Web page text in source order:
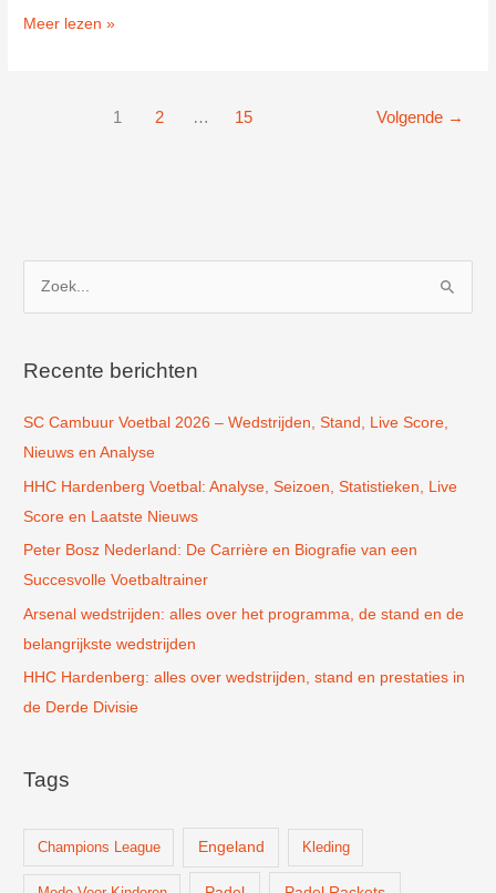
Restaurant
Meer lezen »
1 2 … 15 Volgende →
k
a
a
r
:
Recente berichten
SC Cambuur Voetbal 2026 – Wedstrijden, Stand, Live Score,
Nieuws en Analyse
HHC Hardenberg Voetbal: Analyse, Seizoen, Statistieken, Live
Score en Laatste Nieuws
Peter Bosz Nederland: De Carrière en Biografie van een
Succesvolle Voetbaltrainer
Arsenal wedstrijden: alles over het programma, de stand en de
belangrijkste wedstrijden
HHC Hardenberg: alles over wedstrijden, stand en prestaties in
de Derde Divisie
Tags
Champions League Engeland Kleding